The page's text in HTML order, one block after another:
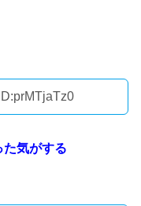
ID:prMTjaTz0
た気がする